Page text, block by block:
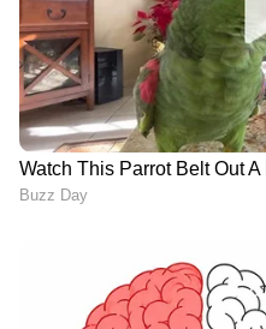
RECOMMENDED STORIES